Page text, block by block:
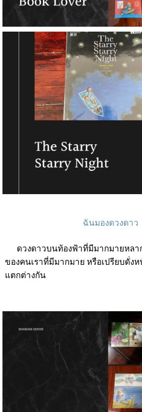
ฉันมองดวงดาว
ดวงดาวบนท้องฟ้าที่มีมากมายหลา
ของคนเราที่มีมากมาย หรือเปรียบดั่ง
แตกต่างกัน